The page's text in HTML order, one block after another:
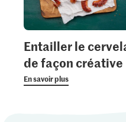
Entailler le
de façon créative
En savoir plus